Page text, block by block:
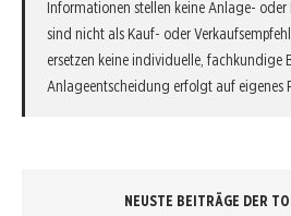
Informationen stellen keine Anlage-
sind nicht als Kauf- oder
ersetzen keine individuelle, fachkundige
Anlageentscheidung erfolgt auf eigenes
NEUSTE BEITRÄGE DER